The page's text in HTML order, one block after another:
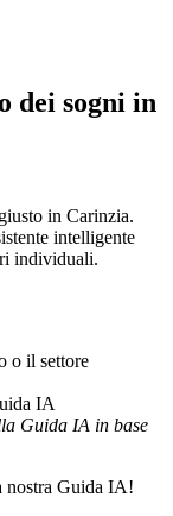
dei sogni in
in Carinzia.
intelligente
individuali.
o il settore
IA
Guida IA in base
nostra Guida IA!